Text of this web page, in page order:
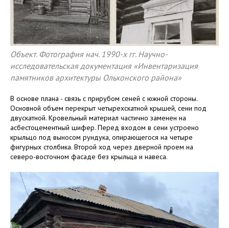
Объект. Фотография нач. 1990-х гг. Научно-
исследовательская документация «Инвентаризация
памятников архитектуры Ольхонского района»
В основе плана - связь с прирубом сеней с южной стороны.
Основной объем перекрыт четырехскатной крышей, сени под
двускатной. Кровельный материал частично заменен на
асбестоцементный шифер. Перед входом в сени устроено
крыльцо под выносом рундука, опирающегося на четыре
фигурных столбика. Второй ход через дверной проем на
северо-восточном фасаде без крыльца и навеса.